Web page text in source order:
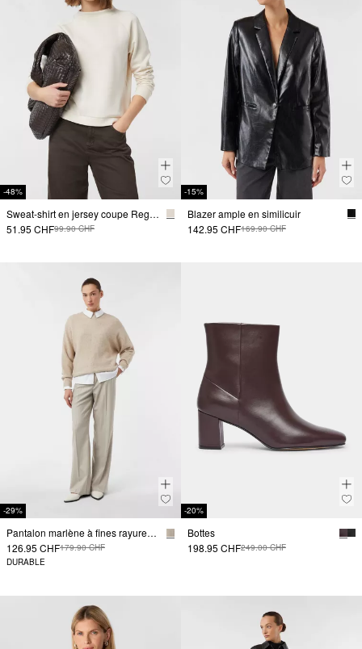
-48%
Sweat-shirt en jersey coupe Regular Fit
51.95 CHF99.90 CHF
-15%
Blazer ample en similicuir
142.95 CHF169.90 CHF
-29%
Pantalon marlène à fines rayures et paillettes discrètes
126.95 CHF179.90 CHF
DURABLE
-20%
Bottes
198.95 CHF249.00 CHF